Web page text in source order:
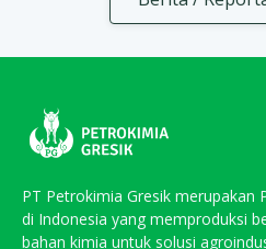
PT Petrokimia Gresik merupakan
di Indonesia yang memproduksi
bahan kimia untuk solusi